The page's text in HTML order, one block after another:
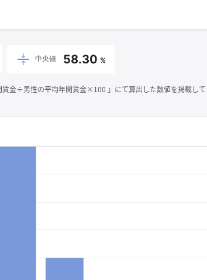
中央値 58.30 %
金÷男性の平均年間賃金×100 」にて算出した数値を掲載して